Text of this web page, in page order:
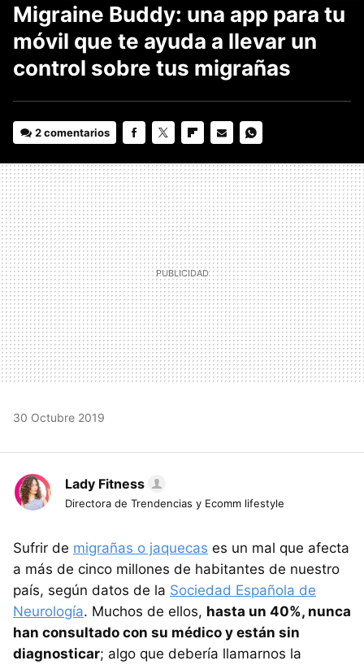
Migraine Buddy: una app para tu
móvil que te ayuda a llevar un
control sobre tus migrañas
2 comentarios
MAIL
30 Octubre 2019
Lady Fitness
Directora de Trendencias y Ecomm lifestyle
Sufrir de migrañas o jaquecas es un mal que afecta
a más de cinco millones de habitantes de nuestro
país, según datos de la Sociedad Española de
Neurología. Muchos de ellos, hasta un 40%, nunca
han consultado con su médico y están sin
diagnosticar; algo que debería llamarnos la